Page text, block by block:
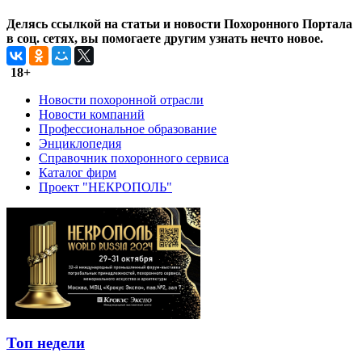
Делясь ссылкой на статьи и новости Похоронного Портала
в соц. сетях, вы помогаете другим узнать нечто новое.
18+
Новости похоронной отрасли
Новости компаний
Профессиональное образование
Энциклопедия
Справочник похоронного сервиса
Каталог фирм
Проект "НЕКРОПОЛЬ"
Топ недели